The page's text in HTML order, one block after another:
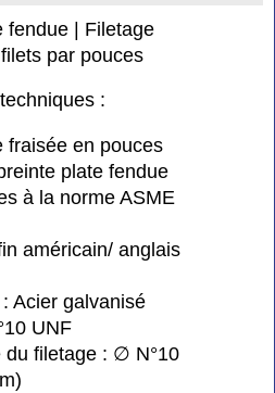
fendue | Filetage
par pouces
:
fraisée en pouces
plate fendue
à la norme ASME
américain/ anglais
Acier galvanisé
UNF
du filetage : ∅ N°10